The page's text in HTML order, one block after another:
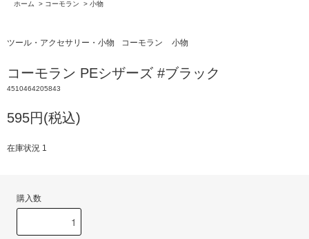
ホーム
> コーモラン > 小物
ツール・アクセサリー・小物 コーモラン 小物
コーモラン PEシザーズ #ブラック
4510464205843
595円(税込)
在庫状況 1
購入数